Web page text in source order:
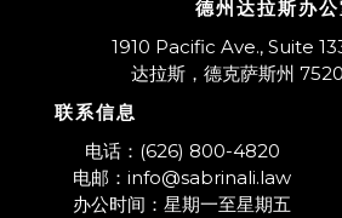
德州达拉斯办公
1910 Pacific Ave., Suite
达拉斯，德克萨斯州
联系信息
​电话：(626) 800-4820
电邮：info@sabrinali.law
办公时间：星期一至星期五